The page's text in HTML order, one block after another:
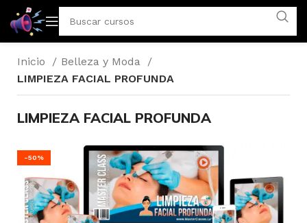
Inicio
Belleza y Moda
LIMPIEZA FACIAL PROFUNDA
LIMPIEZA FACIAL PROFUNDA
-50%